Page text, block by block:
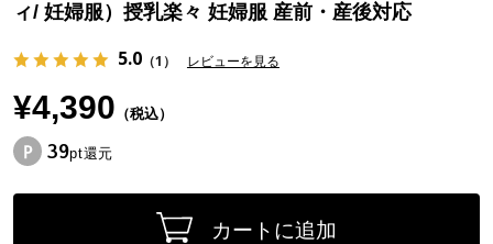
ィ/ 妊婦服）授乳楽々 妊婦服 産前・産後対応
5.0（1） レビューを見る
¥4,390 （税込）
39pt還元
カートに追加